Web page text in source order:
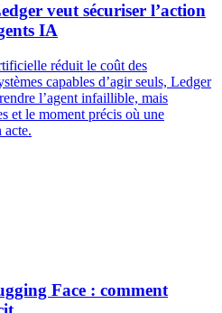
veut sécuriser l’action
IA
réduit le coût des
capables d’agir seuls, Ledger
l’agent infaillible, mais
et le moment précis où une
acte.
Face : comment